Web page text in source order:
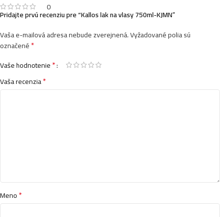
0
Pridajte prvú recenziu pre “Kallos lak na vlasy 750ml-KJMN”
Vaša e-mailová adresa nebude zverejnená.Vyžadované polia sú
označené*
Vaše hodnotenie*
Vaša recenzia*
Meno*